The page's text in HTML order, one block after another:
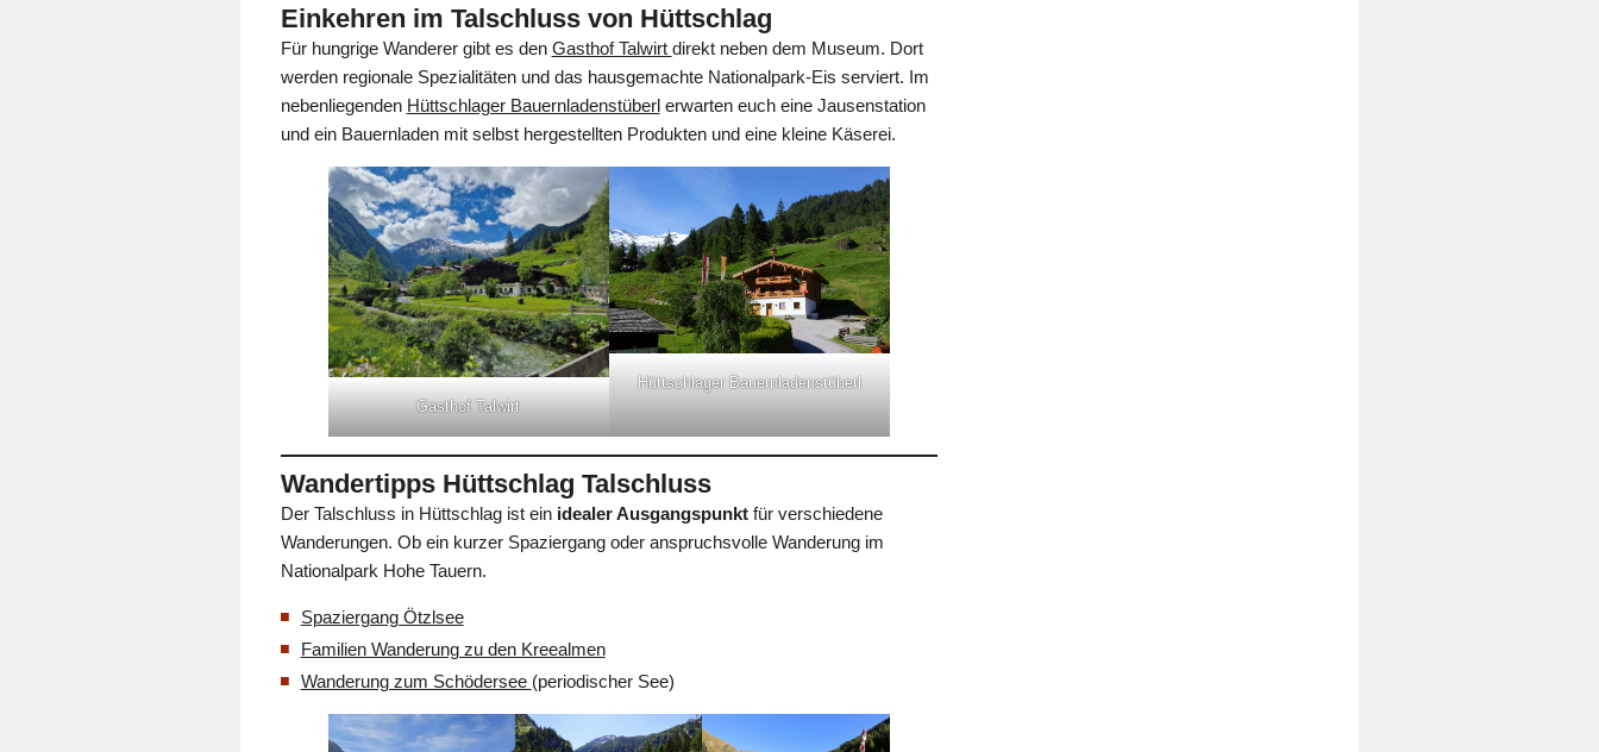
Einkehren im Talschluss von Hüttschlag
Für hungrige Wanderer gibt es den Gasthof Talwirt direkt neben dem Museum. Dort
werden regionale Spezialitäten und das hausgemachte Nationalpark-Eis serviert. Im
nebenliegenden Hüttschlager Bauernladenstüberlerwarten euch eine Jausenstation
und ein Bauernladen mit selbst hergestellten Produkten und eine kleine Käserei.
Gasthof Talwirt
Hüttschlager Bauernladenstüberl
Wandertipps Hüttschlag Talschluss
Der Talschluss in Hüttschlag ist einidealer Ausgangspunktfür verschiedene
Wanderungen. Ob ein kurzer Spaziergang oder anspruchsvolle Wanderung im
Nationalpark Hohe Tauern.
Spaziergang Ötzlsee
Familien Wanderung zu den Kreealmen
Wanderung zum Schödersee (periodischer See)